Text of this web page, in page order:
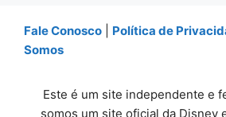
Fale Conosco Política de
Somos
Este é um site independente e
somos um site oficial da Disney